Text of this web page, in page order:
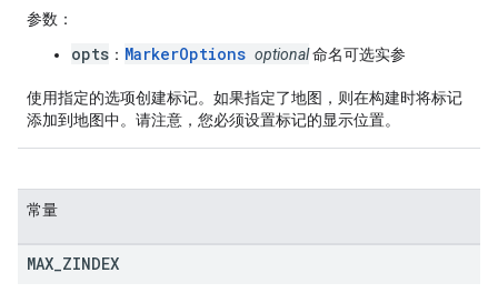
参数 ：
opts ： MarkerOptions optional命名可选实参
使用指定的选项创建标记。如果指定了地图，则在构建时将标记
添加到地图中。请注意，您必须设置标记的显示位置。
常量
MAX ZINDEX